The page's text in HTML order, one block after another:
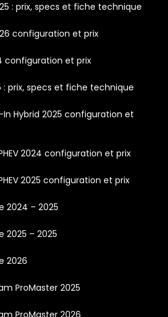
: prix, specs et fiche technique
configuration et prix
configuration et prix
: prix, specs et fiche technique
Hybrid 2025 configuration et
2024 configuration et prix
2025 configuration et prix
2024 – 2025
2025 – 2025
2026
ProMaster 2025